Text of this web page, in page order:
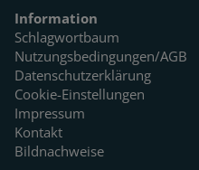
Information
Schlagwortbaum
Nutzungsbedingungen/AGB
Datenschutzerklärung
Cookie-Einstellungen
Impressum
Kontakt
Bildnachweise